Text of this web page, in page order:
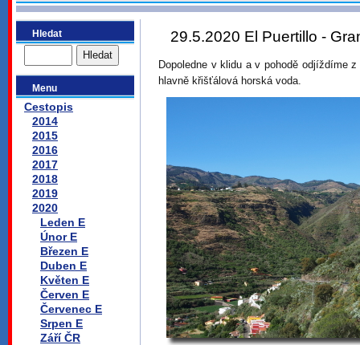
Hledat
Menu
Cestopis
2014
2015
2016
2017
2018
2019
2020
Leden E
Únor E
Březen E
Duben E
Květen E
Červen E
Červenec E
Srpen E
Září ČR
29.5.2020 El Puertillo -
Dopoledne v klidu a v pohodě odjíždíme
hlavně křišťálová horská voda.